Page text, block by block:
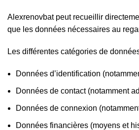
Alexrenovbat peut recueillir
que les données nécessaires au
Les différentes catégories de
Données d’identification
Données de contact (notamment
Données de connexion
Données financières (moyens et